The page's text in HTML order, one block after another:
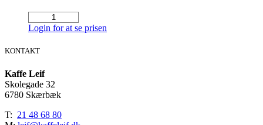
Grinder
Outlet
Login for at se prisen
KONTAKT
Kaffe Leif
Skolegade 32
6780 Skærbæk
T: 21 48 68 80